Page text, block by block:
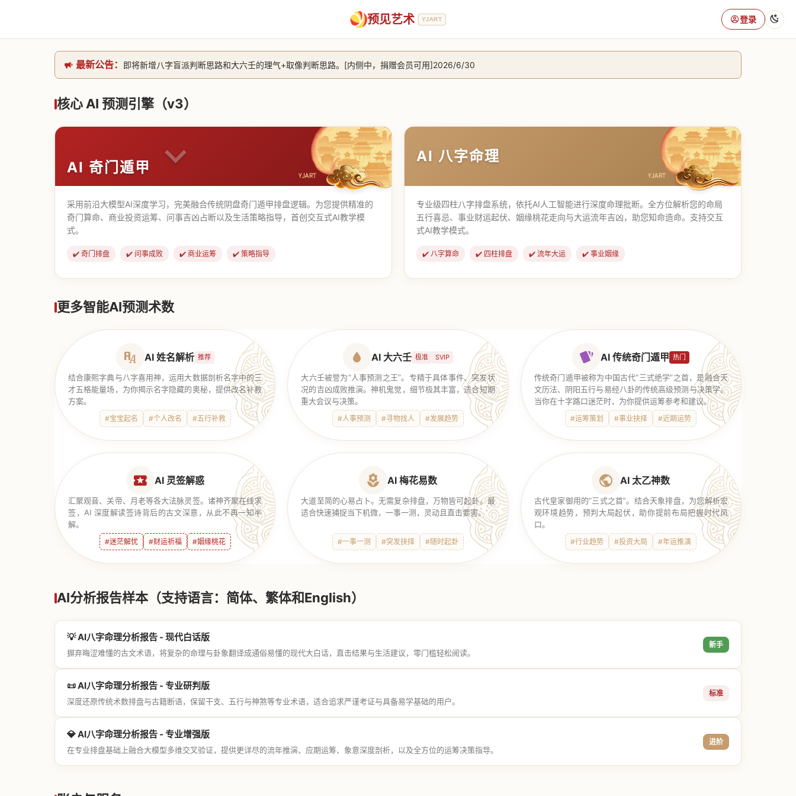
预见艺术 YJART 登录
最新公告：
即将新增八字盲派判断思路和大六壬的理气+取像判断思路。[内侧中，捐赠会员可用]2026/6/30
网站升级完成，升级全模块的算法，限时开放用户注册。2026/6/27
致老用户的一封信，旧站充值会员开放注册截止到8月25日 2026/2/25
核心 AI 预测引擎（v3）
AI 奇门遁甲
采用前沿大模型AI深度学习，完美融合传统阴盘奇门遁甲排盘逻辑。为您提供精准的
奇门算命、商业投资运筹、问事吉凶占断以及生活策略指导，首创交互式AI教学模
式。
✔️ 奇门排盘 ✔️ 问事成败 ✔️ 商业运筹 ✔️ 策略指导
【道家奇门】 【传统奇门】
AI 八字命理
专业级四柱八字排盘系统，依托AI人工智能进行深度命理批断。全方位解析您的命局
五行喜忌、事业财运起伏、姻缘桃花走向与大运流年吉凶，助您知命造命。支持交互
式AI教学模式。
✔️ 八字算命 ✔️ 四柱排盘 ✔️ 流年大运 ✔️ 事业姻缘
更多智能AI预测术数
AI 姓名解析 推荐
结合康熙字典与八字喜用神，运用大数据剖析名字中的三
才五格能量场，为你揭示名字隐藏的奥秘，提供改名补救
方案。
#宝宝起名 #个人改名 #五行补救
AI 大六壬 极准 SVIP
大六壬被誉为“人事预测之王”。专精于具体事件、突发状
况的吉凶成败推演。神机鬼觉，细节极其丰富，适合短期
重大会议与决策。
#人事预测 #寻物找人 #发展趋势
AI 传统奇门遁甲 热门
传统奇门遁甲被称为中国古代“三式绝学”之首，是融合天
文历法、阴阳五行与易经八卦的传统高级预测与决策学。
当你在十字路口迷茫时，为你提供运筹参考和建议。
#运筹策划 #事业抉择 #近期运势
AI 灵签解惑
汇聚观音、关帝、月老等各大法脉灵签。诸神齐聚在线求
签，AI 深度解读签诗背后的古文深意，从此不再一知半
解。
#迷茫解忧 #财运祈福 #姻缘桃花
AI 梅花易数
大道至简的心易占卜。无需复杂排盘，万物皆可起卦。最
适合快速捕捉当下机微，一事一测，灵动且直击要害。
#一事一测 #突发抉择 #随时起卦
AI 太乙神数
古代皇家御用的“三式之首”。结合天象排盘，为您解析宏
观环境趋势，预判大局起伏，助你提前布局把握时代风
口。
#行业趋势 #投资大局 #年运推演
AI分析报告样本（支持语言：简体、繁体和English）
💡 AI八字命理分析报告 - 现代白话版
摒弃晦涩难懂的古文术语，将复杂的命理与卦象翻译成通俗易懂的现代大白话，直击结果与生活建议，零门槛轻松阅读。
新手
📜 AI八字命理分析报告 - 专业研判版
深度还原传统术数排盘与古籍断语，保留干支、五行与神煞等专业术语，适合追求严谨考证与具备易学基础的用户。
标准
💎 AI八字命理分析报告 - 专业增强版
在专业排盘基础上融合大模型多维交叉验证，提供更详尽的流年推演、应期运筹、象意深度剖析，以及全方位的运筹决策指导。
进阶